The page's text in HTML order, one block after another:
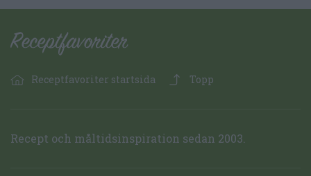
Receptfavoriter startsida Topp
Recept och måltidsinspiration sedan 2003.